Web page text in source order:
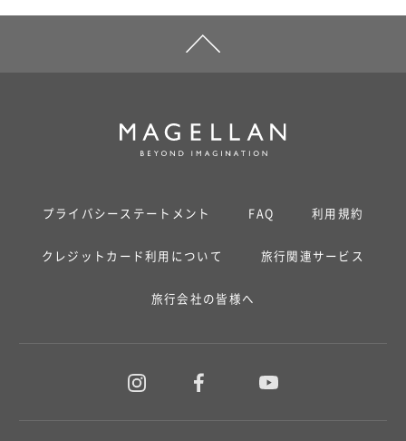
プライバシーステートメント FAQ 利用規約
クレジットカード利用について 旅行関連サービス
旅行会社の皆様へ